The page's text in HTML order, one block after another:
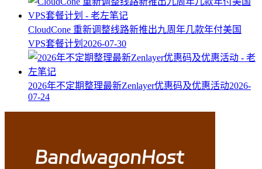
CloudCone 重新调整线路新推出九周年几款年付美国
VPS套餐计划 2026-07-30
2026年不定期整理最新Zenlayer优惠码及优惠活动2026-
07-24